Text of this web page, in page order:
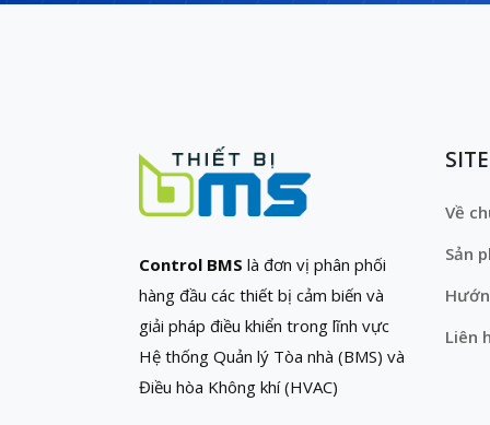
Control BMS là đơn vị phân phối
hàng đầu các thiết bị cảm biến và
giải pháp điều khiển trong lĩnh vực
Hệ thống Quản lý Tòa nhà (BMS) và
Điều hòa Không khí (HVAC)
Về
Sản
Liên